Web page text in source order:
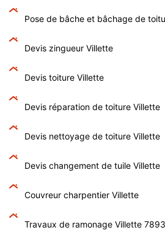
Pose de bâche et bâchage de
Devis zingueur Villette
Devis toiture Villette
Devis réparation de toiture Villette
Devis nettoyage de toiture Villette
Devis changement de tuile Villette
Couvreur charpentier Villette
Travaux de ramonage Villette